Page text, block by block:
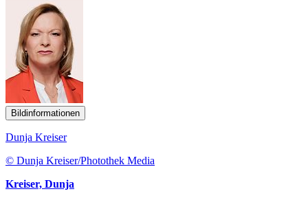
Bildinformationen
Dunja Kreiser
© Dunja Kreiser/Photothek Media
Kreiser, Dunja